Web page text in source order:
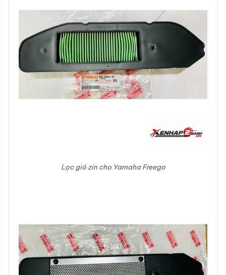
Lọc gió zin cho Yamaha Freego